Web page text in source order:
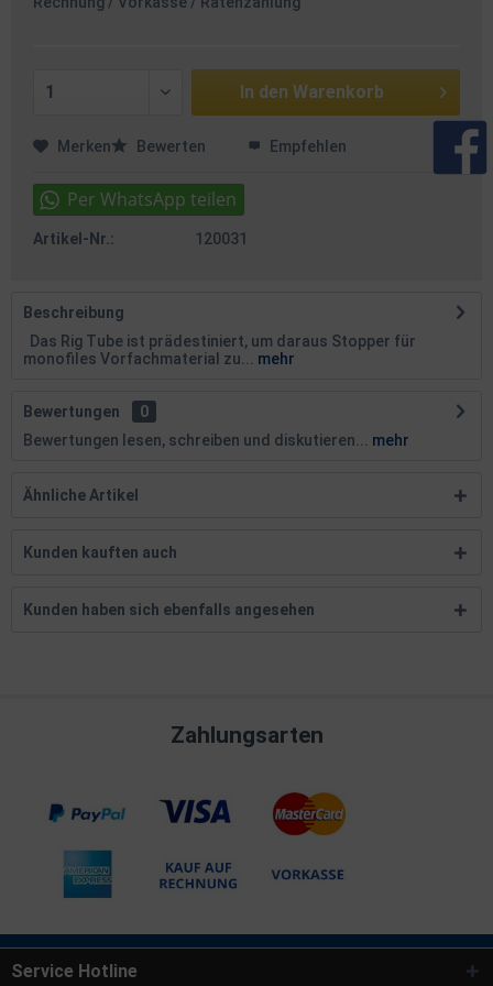
In den Warenkorb
Merken Bewerten Empfehlen
Artikel-Nr.: 120031
Beschreibung
Das Rig Tube ist prädestiniert, um daraus Stopper für
monofiles Vorfachmaterial zu...
mehr
Bewertungen
0
Bewertungen lesen, schreiben und diskutieren...
mehr
Ähnliche Artikel
Kunden kauften auch
Kunden haben sich ebenfalls angesehen
Zahlungsarten
Service Hotline